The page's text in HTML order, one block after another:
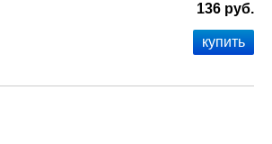
136 руб.